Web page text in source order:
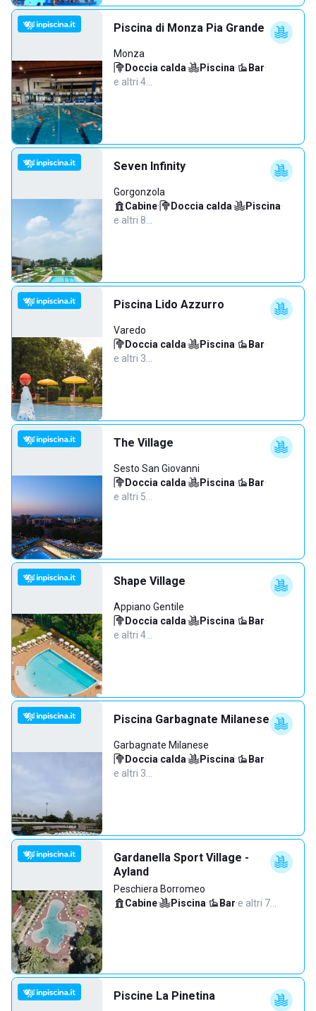
Piscina di Monza Pia Grande
Monza
Doccia calda· Piscina· Bar·
e altri 4…
Seven Infinity
Gorgonzola
Cabine· Doccia calda· Piscina·
e altri 8…
Piscina Lido Azzurro
Varedo
Doccia calda· Piscina· Bar·
e altri 3…
The Village
Sesto San Giovanni
Doccia calda· Piscina· Bar·
e altri 5…
Shape Village
Appiano Gentile
Doccia calda· Piscina· Bar·
e altri 4…
Piscina Garbagnate Milanese
Garbagnate Milanese
Doccia calda· Piscina· Bar·
e altri 3…
Gardanella Sport Village -
Ayland
Peschiera Borromeo
Cabine· Piscina· Bar·e altri 7…
Piscine La Pinetina